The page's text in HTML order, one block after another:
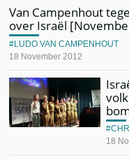
Van Campenhout
over Israël
18 November 2012
LUDO VAN CAMPENHOUT
18